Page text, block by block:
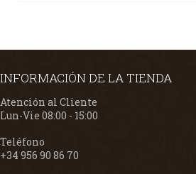
INFORMACIÓN DE LA TIENDA
Atención al Cliente
Lun-Vie 08:00 - 15:00
Teléfono
+34 956 90 86 70